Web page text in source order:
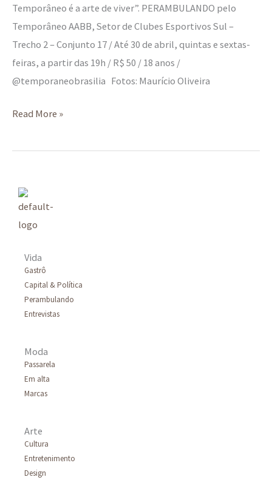
Temporâneo é a arte de viver”. PERAMBULANDO pelo
Temporâneo AABB, Setor de Clubes Esportivos Sul –
Trecho 2 – Conjunto 17 / Até 30 de abril, quintas e sextas-
feiras, a partir das 19h / R$ 50 / 18 anos /
@temporaneobrasilia Fotos: Maurício Oliveira
Read More »
Vida
Gastrô
Capital & Política
Perambulando
Entrevistas
Moda
Passarela
Em alta
Marcas
Arte
Cultura
Entretenimento
Design